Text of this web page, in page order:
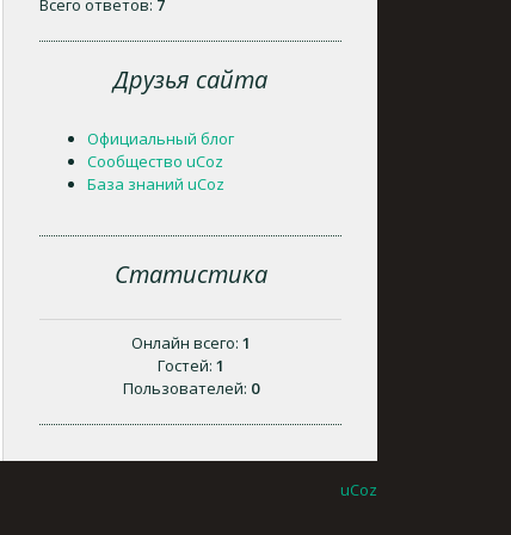
Всего ответов: 7
Друзья сайта
Официальный блог
Сообщество uCoz
База знаний uCoz
Статистика
Онлайн всего: 1
Гостей: 1
Пользователей: 0
uCoz